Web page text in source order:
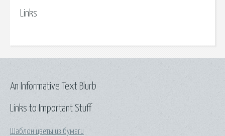
Links
Links to Important Stuff
Шаблон цветы из бумаги
An Informative Text Blurb